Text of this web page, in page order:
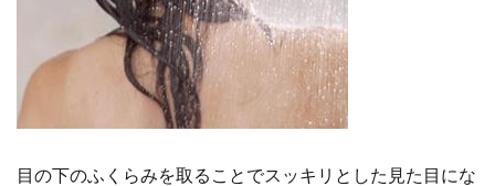
目の下のふくらみを取ることでスッキリとした見た目にな